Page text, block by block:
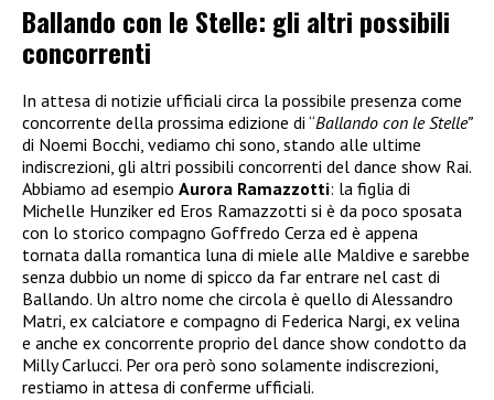
Ballando con le Stelle: gli altri possibili
concorrenti
In attesa di notizie ufficiali circa la possibile presenza come
concorrente della prossima edizione di “Ballando con le Stelle”
di Noemi Bocchi, vediamo chi sono, stando alle ultime
indiscrezioni, gli altri possibili concorrenti del dance show Rai.
Abbiamo ad esempio Aurora Ramazzotti: la figlia di
Michelle Hunziker ed Eros Ramazzotti si è da poco sposata
con lo storico compagno Goffredo Cerza ed è appena
tornata dalla romantica luna di miele alle Maldive e sarebbe
senza dubbio un nome di spicco da far entrare nel cast di
Ballando. Un altro nome che circola è quello di Alessandro
Matri, ex calciatore e compagno di Federica Nargi, ex velina
e anche ex concorrente proprio del dance show condotto da
Milly Carlucci. Per ora però sono solamente indiscrezioni,
restiamo in attesa di conferme ufficiali.